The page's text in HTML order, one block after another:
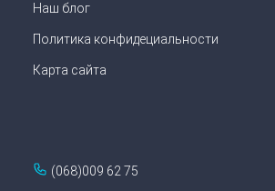
Наш блог
Политика конфидециальности
Карта сайта
(068)009 62 75